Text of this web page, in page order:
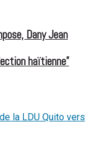
Dany Jean
haïtienne”